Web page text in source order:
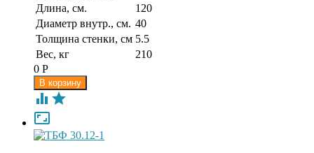
Длина, см.
120
Диаметр внутр., см. 40
Толщина стенки, см 5.5
Вес, кг
210
0 Р
 
